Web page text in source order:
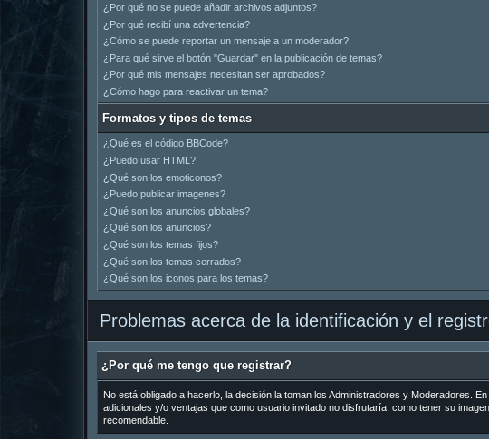
¿Por qué no se puede añadir archivos adjuntos?
¿Por qué recibí una advertencia?
¿Cómo se puede reportar un mensaje a un moderador?
¿Para qué sirve el botón "Guardar" en la publicación de temas?
¿Por qué mis mensajes necesitan ser aprobados?
¿Cómo hago para reactivar un tema?
Formatos y tipos de temas
¿Qué es el código BBCode?
¿Puedo usar HTML?
¿Qué son los emoticonos?
¿Puedo publicar imagenes?
¿Qué son los anuncios globales?
¿Qué son los anuncios?
¿Qué son los temas fijos?
¿Qué son los temas cerrados?
¿Qué son los iconos para los temas?
Problemas acerca de la identificación y el
¿Por qué me tengo que registrar?
No está obligado a hacerlo, la decisión la toman los Administradores y Moderadores.
adicionales y/o ventajas que como usuario invitado no disfrutaría, como tener su
recomendable.